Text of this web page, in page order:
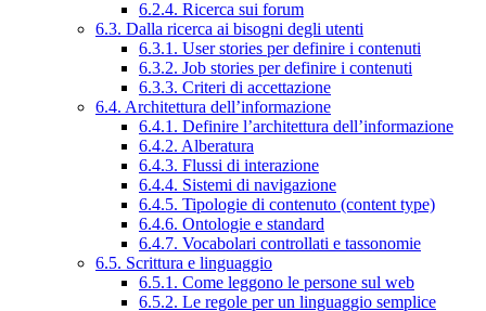
6.2.4. Ricerca sui forum
6.3. Dalla ricerca ai bisogni degli utenti
6.3.1. User stories per definire i contenuti
6.3.2. Job stories per definire i contenuti
6.3.3. Criteri di accettazione
6.4. Architettura dell’informazione
6.4.1. Definire l’architettura dell’informazione
6.4.2. Alberatura
6.4.3. Flussi di interazione
6.4.4. Sistemi di navigazione
6.4.5. Tipologie di contenuto (content type)
6.4.6. Ontologie e standard
6.4.7. Vocabolari controllati e tassonomie
6.5. Scrittura e linguaggio
6.5.1. Come leggono le persone sul web
6.5.2. Le regole per un linguaggio semplice